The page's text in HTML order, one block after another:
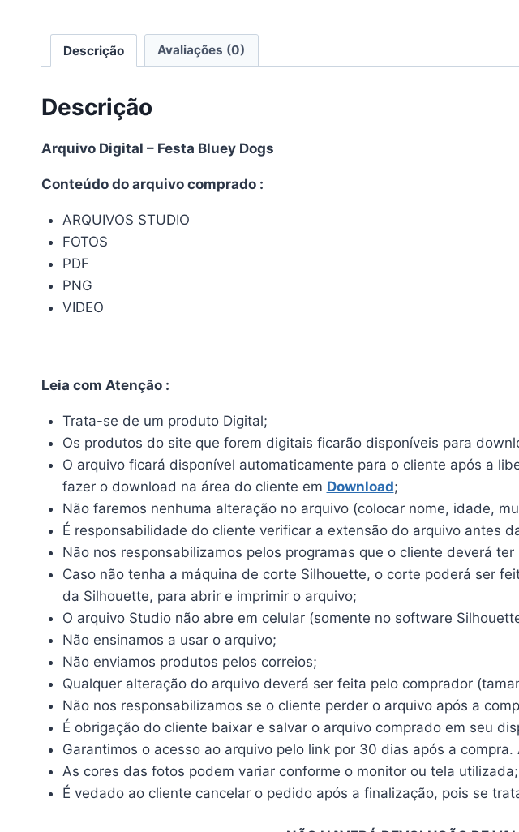
Descrição Avaliações (0)
Descrição
Arquivo Digital – Festa Bluey Dogs
Conteúdo do arquivo comprado :
ARQUIVOS STUDIO
FOTOS
PDF
PNG
VIDEO
Leia com Atenção :
Trata-se de um produto Digital;
Os produtos do site que forem digitais ficarão disponíveis para
O arquivo ficará disponível automaticamente para o cliente após a
fazer o download na área do cliente em Download;
Não faremos nenhuma alteração no arquivo (colocar nome, idade,
É responsabilidade do cliente verificar a extensão do arquivo antes
Não nos responsabilizamos pelos programas que o cliente deverá
Caso não tenha a máquina de corte Silhouette, o corte poderá ser
da Silhouette, para abrir e imprimir o arquivo;
O arquivo Studio não abre em celular (somente no software
Não ensinamos a usar o arquivo;
Não enviamos produtos pelos correios;
Qualquer alteração do arquivo deverá ser feita pelo comprador
Não nos responsabilizamos se o cliente perder o arquivo após a
É obrigação do cliente baixar e salvar o arquivo comprado em seu
Garantimos o acesso ao arquivo pelo link por 30 dias após a
As cores das fotos podem variar conforme o monitor ou tela utilizada;
É vedado ao cliente cancelar o pedido após a finalização, pois se